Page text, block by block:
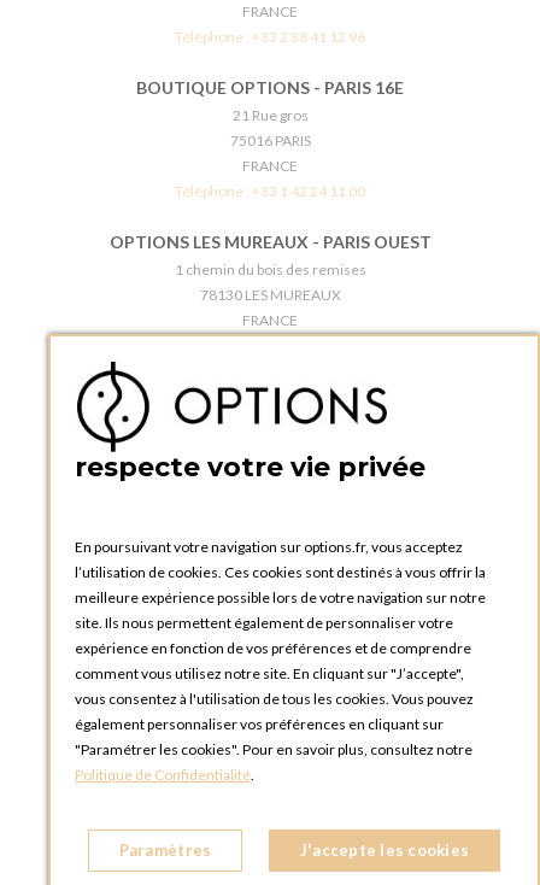
FRANCE
Téléphone : +33 2 38 41 12 96
BOUTIQUE OPTIONS - PARIS 16E
21 Rue gros
75016 PARIS
FRANCE
Téléphone : +33 1 42 24 11 00
OPTIONS LES MUREAUX - PARIS OUEST
1 chemin du bois des remises
78130 LES MUREAUX
FRANCE
BOUTIQUE OPTIONS - PARIS 5E
5 quai de la tournelle
FRANCE
OPTIONS ROUEN
Rue du Clos Tellier
76800 Saint-Etienne-du-Rouvray
FRANCE
Téléphone :+33 2 35 08 38 53
OPTIONS TOULOUSE
6 rue Gaye Marie, ZAC de Saint-Martin du Touch
31300 Toulouse
FRANCE
OPTIONS MC
respecte votre vie privée
En poursuivant votre navigation sur options.fr, vous acceptez
l’utilisation de cookies. Ces cookies sont destinés à vous offrir la
meilleure expérience possible lors de votre navigation sur notre
site. Ils nous permettent également de personnaliser votre
expérience en fonction de vos préférences et de comprendre
comment vous utilisez notre site. En cliquant sur "J’accepte",
vous consentez à l'utilisation de tous les cookies. Vous pouvez
également personnaliser vos préférences en cliquant sur
"Paramétrer les cookies". Pour en savoir plus, consultez notre
Politique de Confidentialité.
Paramètres J'accepte les cookies